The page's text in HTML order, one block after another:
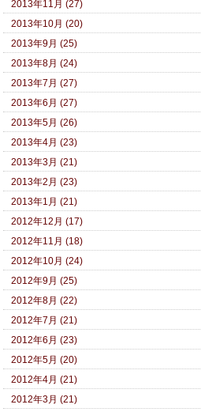
2013年11月 (27)
2013年10月 (20)
2013年9月 (25)
2013年8月 (24)
2013年7月 (27)
2013年6月 (27)
2013年5月 (26)
2013年4月 (23)
2013年3月 (21)
2013年2月 (23)
2013年1月 (21)
2012年12月 (17)
2012年11月 (18)
2012年10月 (24)
2012年9月 (25)
2012年8月 (22)
2012年7月 (21)
2012年6月 (23)
2012年5月 (20)
2012年4月 (21)
2012年3月 (21)